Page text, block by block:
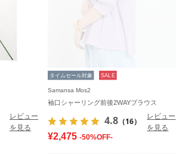
レビュー
を見る
タイムセール対象 SALE
Samansa Mos2
袖口シャーリング前後2WAYブラウス
4.8 （16）
レビュー
を見る
¥2,475 -50%OFF-